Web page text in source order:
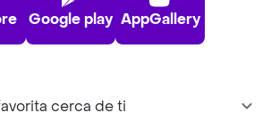
Google play AppGallery
cerca de ti